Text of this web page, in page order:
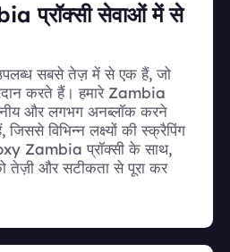
प्रॉक्सी सेवाओं में से
सबसे तेज़ में से एक हैं, जो
करते हैं। हमारे Zambia
और लगभग अनब्लॉक करने
विभिन्न लक्ष्यों की स्क्रैपिंग
Zambia प्रॉक्सी के साथ,
तेज़ी और सटीकता से पूरा कर